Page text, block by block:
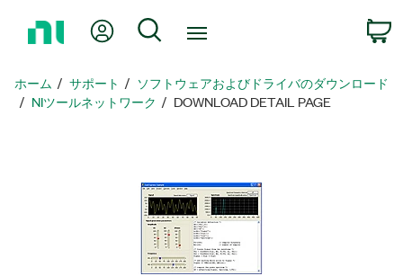
ペ
ー
Myアカウント
検索
ホーム サポート
ソフトウェアおよびドライバのダウンロード
NIツールネットワーク
DOWNLOAD DETAIL PAGE